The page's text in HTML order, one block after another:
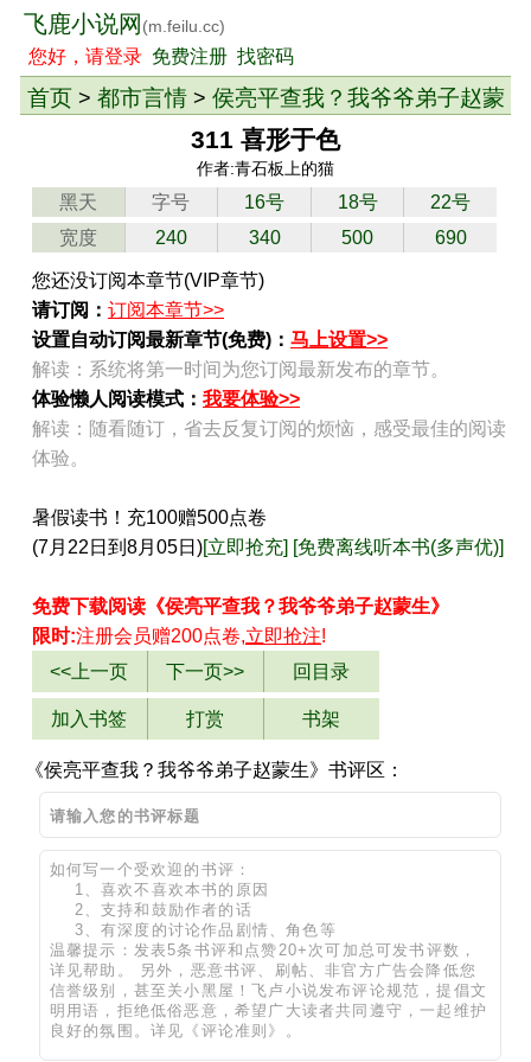
飞鹿小说网 (m.feilu.cc)
您好，请登录 免费注册 找密码
首页 > 都市言情 > 侯亮平查我？我爷爷弟子赵蒙
311 喜形于色
作者:青石板上的猫
黑天 字号 16号 18号
22号
宽度
240 340 500 690
您还没订阅本章节(VIP章节)
请订阅： 订阅本章节>>
设置自动订阅最新章节(免费)： 马上设置>>
解读：系统将第一时间为您订阅最新发布的章节。
体验懒人阅读模式： 我要体验>>
解读：随看随订，省去反复订阅的烦恼，感受最佳的阅读
体验。
暑假读书！充100赠500点卷
(7月22日到8月05日)[立即抢充] [免费离线听本书(多声优)]
免费下载阅读《侯亮平查我？我爷爷弟子赵蒙生》
限时:注册会员赠200点卷,立即抢注!
<<上一页
下一页>> 回目录
加入书签 打赏 书架
《侯亮平查我？我爷爷弟子赵蒙生》书评区：